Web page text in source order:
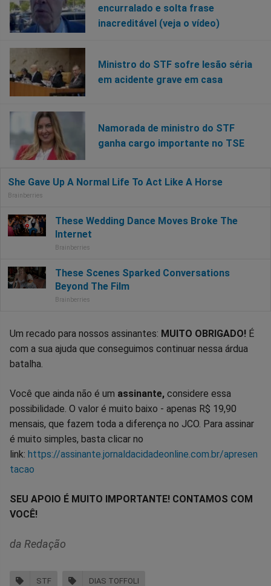
encurralado e solta frase
inacreditável (veja o vídeo)
Ministro do STF sofre lesão séria
em acidente grave em casa
Namorada de ministro do STF
ganha cargo importante no TSE
Um recado para nossos assinantes: MUITO OBRIGADO! É
com a sua ajuda que conseguimos continuar nessa árdua
batalha.
Você que ainda não é um assinante, considere essa
possibilidade. O valor é muito baixo - apenas R$ 19,90
mensais, que fazem toda a diferença no JCO. Para assinar
é muito simples, basta clicar no
link: https://assinante.jornaldacidadeonline.com.br/apresen
tacao
SEU APOIO É MUITO IMPORTANTE! CONTAMOS COM
VOCÊ!
da Redação
STF DIAS TOFFOLI